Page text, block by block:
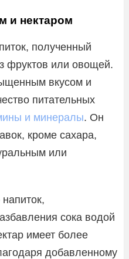
и нектаром
полученный
фруктов или овощей.
вкусом и
питательных
и минералы. Он
кроме сахара,
или
сока водой
имеет более
добавленному